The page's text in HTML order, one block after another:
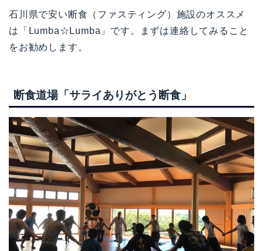
石川県で安い断食（ファスティング）施設のオススメ
は「Lumba☆Lumba」です。まずは連絡してみること
をお勧めします。
断食道場「サライありがとう断食」